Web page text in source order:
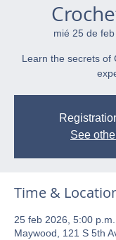
mié 25 de feb
Learn the secrets of
See
Time &
25 feb 2026, 5:00
Maywood, 121 S 5th